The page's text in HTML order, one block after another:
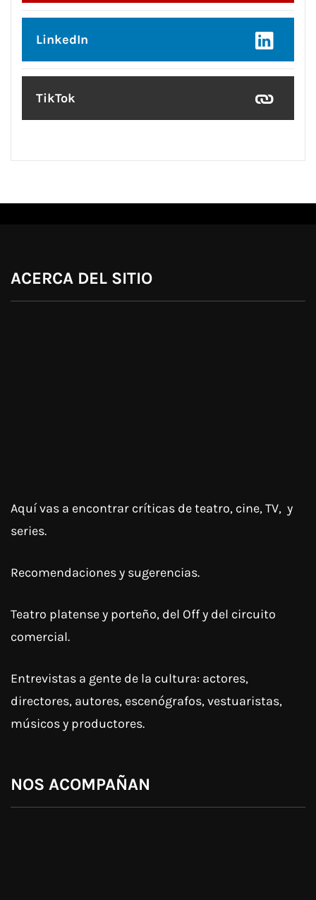
LinkedIn
TikTok
ACERCA DEL SITIO
Aquí vas a encontrar críticas de teatro, cine, TV, y
series.
Recomendaciones y sugerencias.
Teatro platense y porteño, del Off y del circuito
comercial.
Entrevistas a gente de la cultura: actores,
directores, autores, escenógrafos, vestuaristas,
músicos y productores.
NOS ACOMPAÑAN